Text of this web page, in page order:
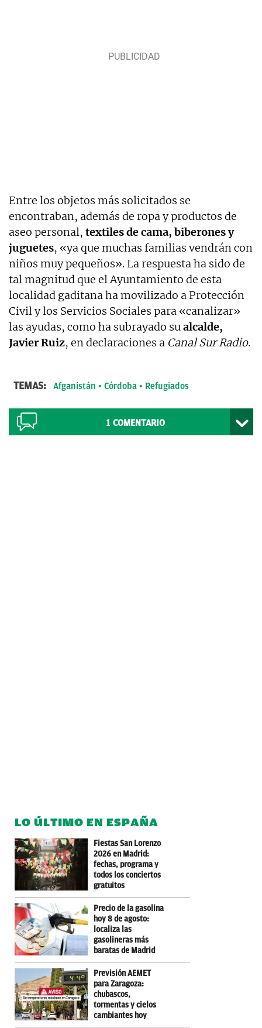
Entre los objetos más solicitados se
encontraban, además de ropa y productos de
aseo personal, textiles de cama, biberones y
juguetes, «ya que muchas familias vendrán con
niños muy pequeños». La respuesta ha sido de
tal magnitud que el Ayuntamiento de esta
localidad gaditana ha movilizado a Protección
Civil y los Servicios Sociales para «canalizar»
las ayudas, como ha subrayado sualcalde,
Javier Ruiz, en declaraciones a Canal Sur Radio.
TEMAS: Afganistán Córdoba Refugiados
1 COMENTARIO
LO ÚLTIMO EN ESPAÑA
Fiestas San Lorenzo
2026 en Madrid:
fechas, programa y
todos los conciertos
gratuitos
Precio de la gasolina
hoy 8 de agosto:
localiza las
gasolineras más
baratas de Madrid
Previsión AEMET
para Zaragoza:
chubascos,
tormentas y cielos
cambiantes hoy